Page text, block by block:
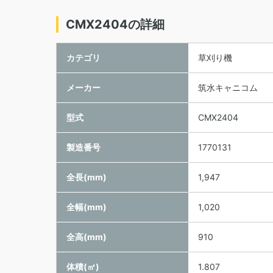
CMX2404の詳細
カテゴリ 草刈り機
メーカー 筑水キャニコム
型式 CMX2404
製造番号 1770131
全長(mm) 1,947
全幅(mm) 1,020
全高(mm) 910
体積(㎥) 1.807